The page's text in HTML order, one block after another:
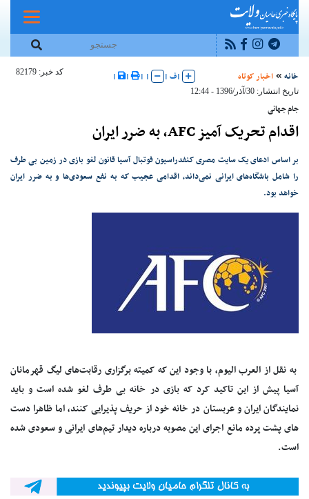
خانه اخبار کوتاه |ف |
|
|
|
|
کد خبر: 82179
تاریخ انتشار: 30/آذر/1396 - 12:44
جام جهانی
اقدام تحریک آمیز AFC، به ضرر ایران
بر اساس ادعای یک سایت مصری کنفدراسیون فوتبال آسیا قانون لغو بازی در زمین بی طرف
را شامل باشگاه‌های ایرانی نمی‌داند، اقدامی عجیب که به نفع سعودی‌ها و به ضرر ایران
خواهد بود.
‌به نقل از العرب الیوم، با وجود این که کمیته برگزاری رقابت‌های لیگ قهرمانان
آسیا پیش از این تاکید کرد که بازی در خانه بی طرف لغو شده است و باید
نمایندگان ایران و عربستان در خانه خود از حریف پذیرایی کنند، اما ظاهرا دست
های پشت پرده مانع اجرای این مصوبه درباره دیدار تیم‌های ایرانی و سعودی شده
است.